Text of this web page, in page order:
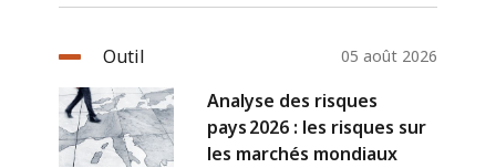
Outil 05 août 2026
Analyse des risques
pays 2026 : les risques sur
les marchés mondiaux